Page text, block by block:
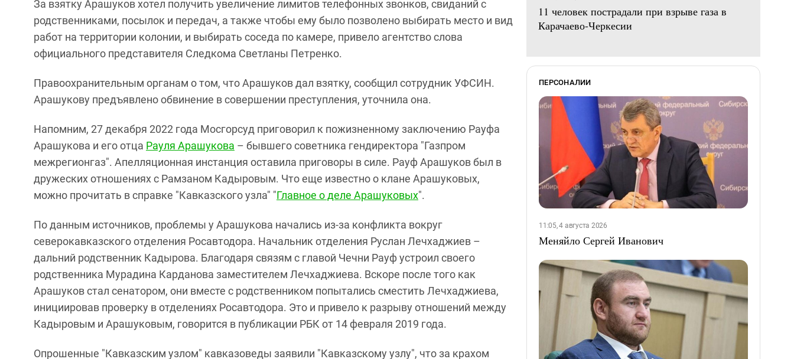
За взятку Арашуков хотел получить увеличение лимитов телефонных звонков, свиданий с
родственниками, посылок и передач, а также чтобы ему было позволено выбирать место и вид
работ на территории колонии, и выбирать соседа по камере, привело агентство слова
официального представителя Следкома Светланы Петренко.
Правоохранительным органам о том, что Арашуков дал взятку, сообщил сотрудник УФСИН.
Арашукову предъявлено обвинение в совершении преступления, уточнила она.
Напомним, 27 декабря 2022 года Мосгорсуд приговорил к пожизненному заключению Рауфа
Арашукова и его отца Рауля Арашукова – бывшего советника гендиректора "Газпром
межрегионгаз". Апелляционная инстанция оставила приговоры в силе. Рауф Арашуков был в
дружеских отношениях с Рамзаном Кадыровым. Что еще известно о клане Арашуковых,
можно прочитать в справке "Кавказского узла" "Главное о деле Арашуковых".
По данным источников, проблемы у Арашукова начались из-за конфликта вокруг
северокавказского отделения Росавтодора. Начальник отделения Руслан Лечхаджиев –
дальний родственник Кадырова. Благодаря связям с главой Чечни Рауф устроил своего
родственника Мурадина Карданова заместителем Лечхаджиева. Вскоре после того как
Арашуков стал сенатором, они вместе с родственником попытались сместить Лечхаджиева,
инициировав проверку в отделениях Росавтодора. Это и привело к разрыву отношений между
Кадыровым и Арашуковым, говорится в публикации РБК от 14 февраля 2019 года.
Опрошенные "Кавказским узлом" кавказоведы заявили "Кавказскому узлу", что за крахом
11 человек пострадали при взрыве газа в
Карачаево-Черкесии
ПЕРСОНАЛИИ
11:05, 4 августа 2026
Меняйло Сергей Иванович